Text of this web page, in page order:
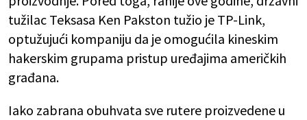
tužilac Teksasa Ken Pakston tužio je TP-Link,
optužujući kompaniju da je omogućila kineskim
hakerskim grupama pristup uređajima američkih
građana.
Iako zabrana obuhvata sve rutere proizvedene u